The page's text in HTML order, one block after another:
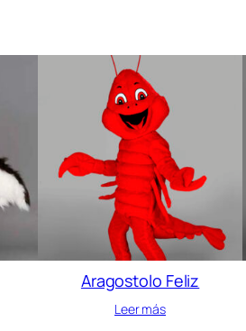
Aragostolo Feliz
Leer más